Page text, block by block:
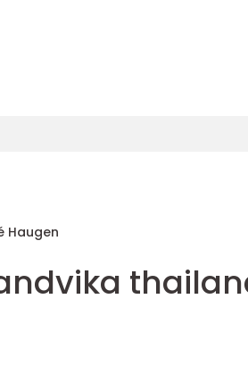
Haugen